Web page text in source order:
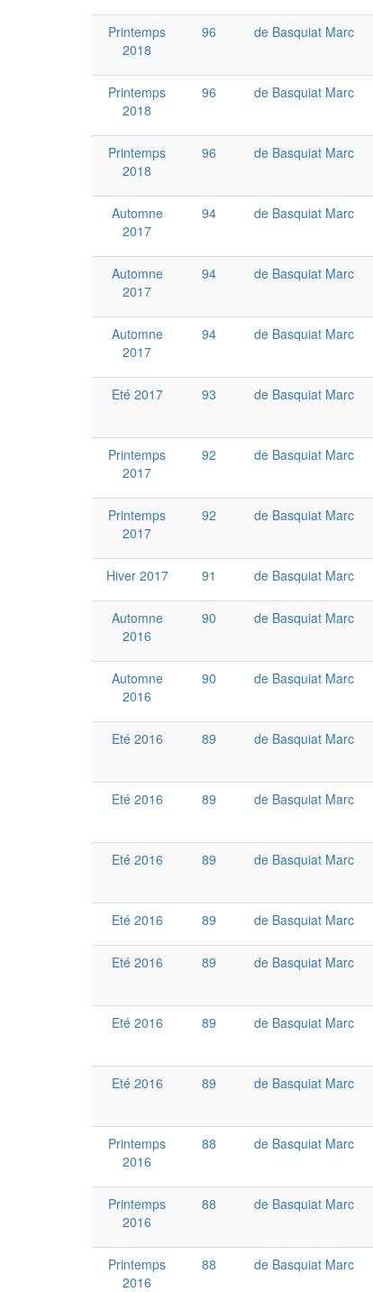
Printemps
2018
96 de Basquiat Marc
Printemps
2018
96 de Basquiat Marc
Printemps
2018
96 de Basquiat Marc
Automne
2017
94 de Basquiat Marc
Automne
2017
94 de Basquiat Marc
Automne
2017
94 de Basquiat Marc
Eté 2017 93 de Basquiat Marc
Printemps
2017
92 de Basquiat Marc
Printemps
2017
92 de Basquiat Marc
Hiver 2017 91 de Basquiat Marc
Automne
2016
90 de Basquiat Marc
Automne
2016
90 de Basquiat Marc
Eté 2016 89 de Basquiat Marc
Eté 2016 89 de Basquiat Marc
Eté 2016 89 de Basquiat Marc
Eté 2016 89 de Basquiat Marc
Eté 2016 89 de Basquiat Marc
Eté 2016 89 de Basquiat Marc
Eté 2016 89 de Basquiat Marc
Printemps
2016
88 de Basquiat Marc
Printemps
2016
88 de Basquiat Marc
Printemps
2016
88 de Basquiat Marc